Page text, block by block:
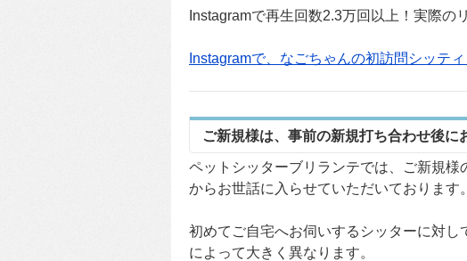
Instagramで再生回数2.3万回以上！実際の
Instagramで、なごちゃんの初訪問シッテ
ご新規様は、事前の新規打ち合わせ後に
ペットシッターブリランテでは、ご新規
からお世話に入らせていただいております。
初めてご自宅へお伺いするシッターに対
によって大きく異なります。